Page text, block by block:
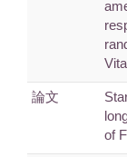
論文
of